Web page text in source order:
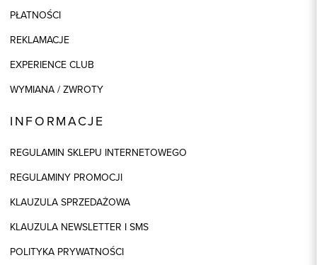
PŁATNOŚCI
REKLAMACJE
EXPERIENCE CLUB
WYMIANA / ZWROTY
INFORMACJE
REGULAMIN SKLEPU INTERNETOWEGO
REGULAMINY PROMOCJI
KLAUZULA SPRZEDAŻOWA
KLAUZULA NEWSLETTER I SMS
POLITYKA PRYWATNOŚCI